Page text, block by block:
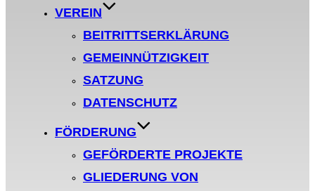
VEREIN
BEITRITTSERKLÄRUNG
GEMEINNÜTZIGKEIT
SATZUNG
DATENSCHUTZ
FÖRDERUNG
GEFÖRDERTE PROJEKTE
GLIEDERUNG VON